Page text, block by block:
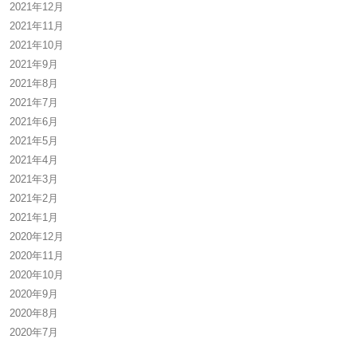
2021年12月
2021年11月
2021年10月
2021年9月
2021年8月
2021年7月
2021年6月
2021年5月
2021年4月
2021年3月
2021年2月
2021年1月
2020年12月
2020年11月
2020年10月
2020年9月
2020年8月
2020年7月